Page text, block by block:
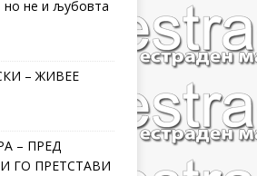
но не и љубовта
– ЖИВЕЕ
– ПРЕД
ГО ПРЕТСТАВИ